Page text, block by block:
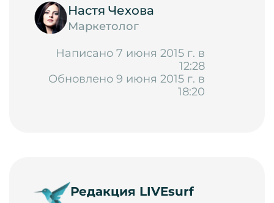
Настя Чехова
Маркетолог
Написано 7 июня 2015 г. в
12:28
Обновлено 9 июня 2015 г. в
18:20
Редакция LIVEsurf